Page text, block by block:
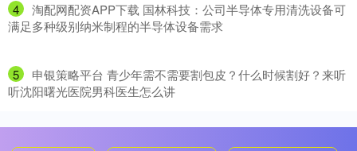
4
​淘配网配资APP下载 国林科技：公司半导体专用清洗设备可
满足多种级别纳米制程的半导体设备需求
5
​申银策略平台 青少年需不需要割包皮？什么时候割好？来听
听沈阳曙光医院男科医生怎么讲